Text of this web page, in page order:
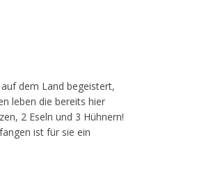
dem Land begeistert,
leben die bereits hier
2 Eseln und 3 Hühnern!
ist für sie ein